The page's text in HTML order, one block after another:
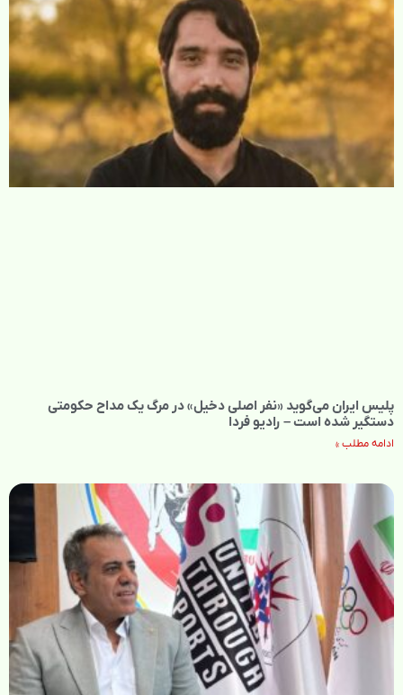
پلیس ایران می‌گوید «نفر اصلی دخیل» در مرگ یک مداح حکومتی
دستگیر شده است – رادیو فردا
ادامه مطلب »